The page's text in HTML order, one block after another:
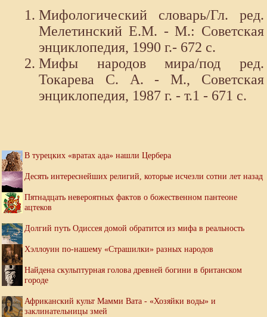
Мифологический словарь/Гл. ред.
Мелетинский Е.М. - М.: Советская
энциклопедия, 1990 г.- 672 с.
Мифы народов мира/под ред.
Токарева С. А. - М., Советская
энциклопедия, 1987 г. - т.1 - 671 с.
В турецких «вратах ада» нашли Цербера
Десять интереснейших религий, которые исчезли сотни лет назад
Пятнадцать невероятных фактов о божественном пантеоне
ацтеков
Долгий путь Одиссея домой обратится из мифа в реальность
Хэллоуин по-нашему «Страшилки» разных народов
Найдена скульптурная голова древней богини в британском
городе
Африканский культ Мамми Вата - «Хозяйки воды» и
заклинательницы змей